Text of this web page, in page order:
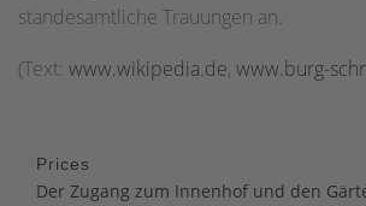
standesamtliche Trauungen an.
(Text: www.wikipedia.de, www.burg-
Prices
Der Zugang zum Innenhof und den